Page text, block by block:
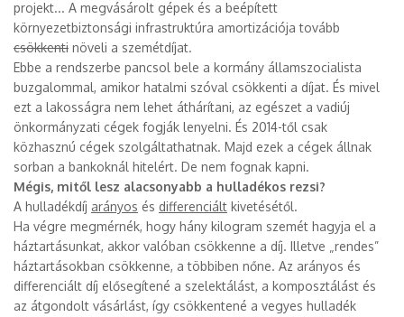
projekt... A megvásárolt gépek és a beépített
környezetbiztonsági infrastruktúra amortizációja tovább
csökkenti növeli a szemétdíjat.
Ebbe a rendszerbe pancsol bele a kormány államszocialista
buzgalommal, amikor hatalmi szóval csökkenti a díjat. És mivel
ezt a lakosságra nem lehet áthárítani, az egészet a vadiúj
önkormányzati cégek fogják lenyelni. És 2014-től csak
közhasznú cégek szolgáltathatnak. Majd ezek a cégek állnak
sorban a bankoknál hitelért. De nem fognak kapni.
Mégis, mitől lesz alacsonyabb a hulladékos rezsi?
A hulladékdíj arányos és differenciált kivetésétől.
Ha végre megmérnék, hogy hány kilogram szemét hagyja el a
háztartásunkat, akkor valóban csökkenne a díj. Illetve „rendes”
háztartásokban csökkenne, a többiben nőne. Az arányos és
differenciált díj elősegítené a szelektálást, a komposztálást és
az átgondolt vásárlást, így csökkentené a vegyes hulladék